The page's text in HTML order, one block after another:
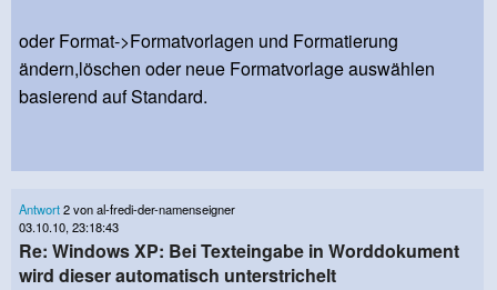
oder Format->Formatvorlagen und Formatierung
ändern,löschen oder neue Formatvorlage auswählen
basierend auf Standard.
Antwort2 von al-fredi-der-namenseigner
03.10.10, 23:18:43
Re: Windows XP: Bei Texteingabe in Worddokument
wird dieser automatisch unterstrichelt